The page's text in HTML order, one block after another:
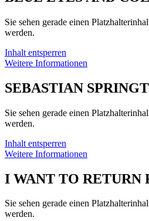
Sie sehen gerade einen
werden.
Inhalt entsperren
Weitere Informationen
SEBASTIAN
Sie sehen gerade einen
werden.
Inhalt entsperren
Weitere Informationen
I WANT TO RETURN
Sie sehen gerade einen
werden.